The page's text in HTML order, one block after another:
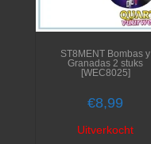
ST8MENT Bombas y
Granadas 2 stuks
[WEC8025]
€8,99
Uitverkocht